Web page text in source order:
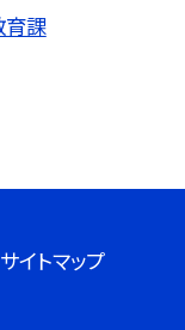
育課
サイトマップ